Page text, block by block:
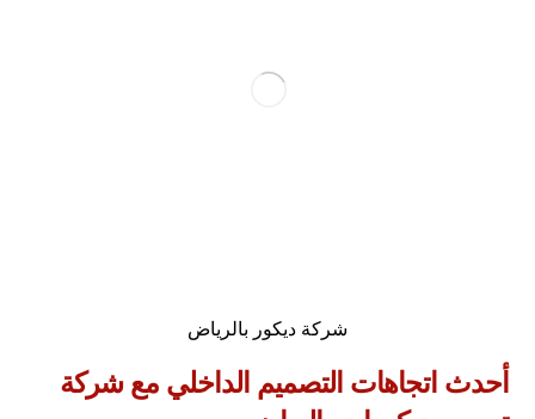
شركة ديكور بالرياض
أحدث اتجاهات التصميم الداخلي مع شركة